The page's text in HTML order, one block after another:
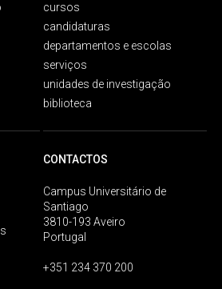
cursos
candidaturas
departamentos e escolas
serviços
unidades de investigação
biblioteca
CONTACTOS
Campus Universitário de
Santiago
3810-193 Aveiro
Portugal
+351 234 370 200